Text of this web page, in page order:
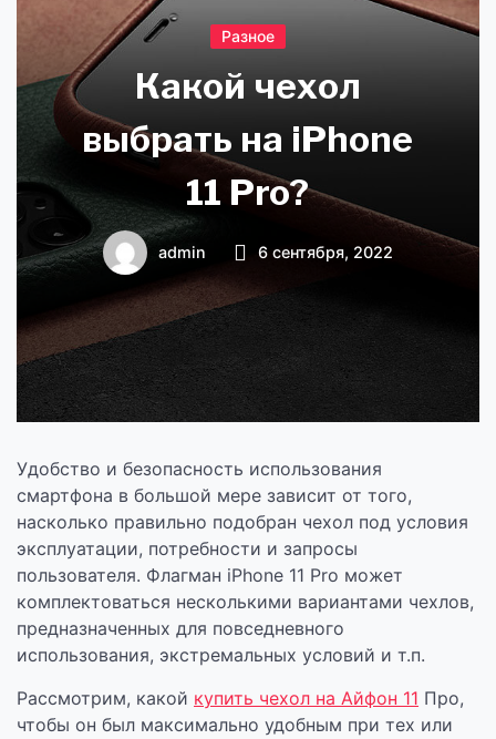
Разное
Какой чехол
выбрать на iPhone
11 Pro?
admin 6 сентября, 2022
Удобство и безопасность использования
смартфона в большой мере зависит от того,
насколько правильно подобран чехол под условия
эксплуатации, потребности и запросы
пользователя. Флагман iPhone 11 Pro может
комплектоваться несколькими вариантами чехлов,
предназначенных для повседневного
использования, экстремальных условий и т.п.
Рассмотрим, какой купить чехол на Айфон 11 Про,
чтобы он был максимально удобным при тех или